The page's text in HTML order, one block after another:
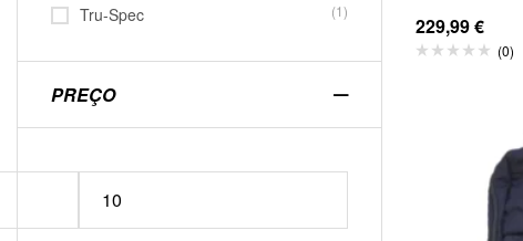
229,99€
(0)
Tru-Spec (1)
PREÇO